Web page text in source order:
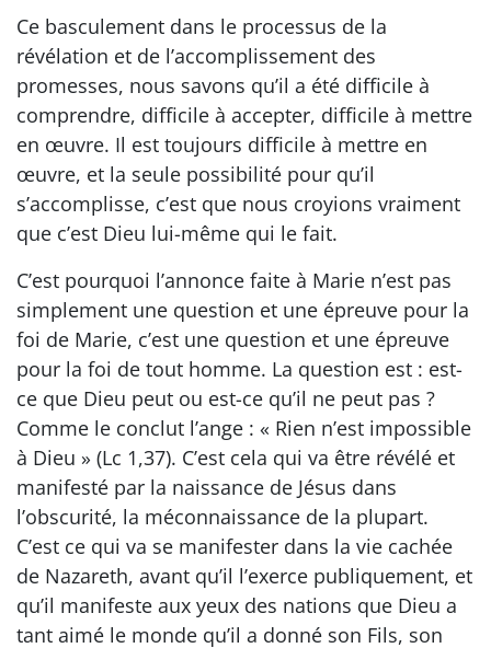
Ce basculement dans le processus de la
révélation et de l’accomplissement des
promesses, nous savons qu’il a été difficile à
comprendre, difficile à accepter, difficile à mettre
en œuvre. Il est toujours difficile à mettre en
œuvre, et la seule possibilité pour qu’il
s’accomplisse, c’est que nous croyions vraiment
que c’est Dieu lui-même qui le fait.
C’est pourquoi l’annonce faite à Marie n’est pas
simplement une question et une épreuve pour la
foi de Marie, c’est une question et une épreuve
pour la foi de tout homme. La question est : est-
ce que Dieu peut ou est-ce qu’il ne peut pas ?
Comme le conclut l’ange : « Rien n’est impossible
à Dieu » (Lc 1,37). C’est cela qui va être révélé et
manifesté par la naissance de Jésus dans
l’obscurité, la méconnaissance de la plupart.
C’est ce qui va se manifester dans la vie cachée
de Nazareth, avant qu’il l’exerce publiquement, et
qu’il manifeste aux yeux des nations que Dieu a
tant aimé le monde qu’il a donné son Fils, son